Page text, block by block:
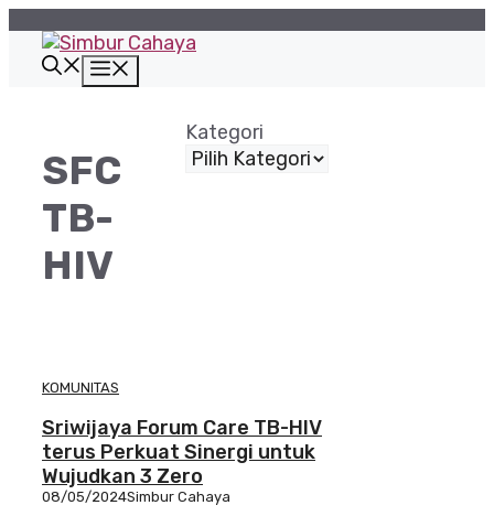
SFC
TB-
HIV
Kategori
KOMUNITAS
Sriwijaya Forum Care TB-HIV
terus Perkuat Sinergi untuk
Wujudkan 3 Zero
08/05/2024Simbur Cahaya